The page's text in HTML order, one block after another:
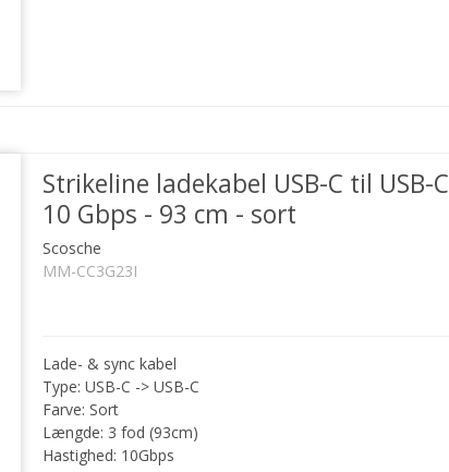
Strikeline ladekabel USB-C til USB-C
10 Gbps - 93 cm - sort
Scosche
MM-CC3G23I
Lade- & sync kabel
Type: USB-C -> USB-C
Farve: Sort
Længde: 3 fod (93cm)
Hastighed: 10Gbps